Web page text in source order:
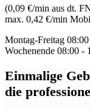
(0,09 €/min aus dt.
max. 0,42 €/min
Montag-Freitag
Wochenende 08:00 -
Einmalige
die